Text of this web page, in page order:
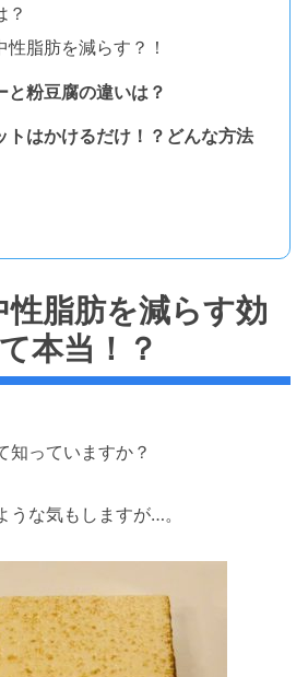
？
性脂肪を減らす？！
と粉豆腐の違いは？
トはかけるだけ！？どんな方法
性脂肪を減らす効
本当！？
知っていますか？
うな気もしますが…。